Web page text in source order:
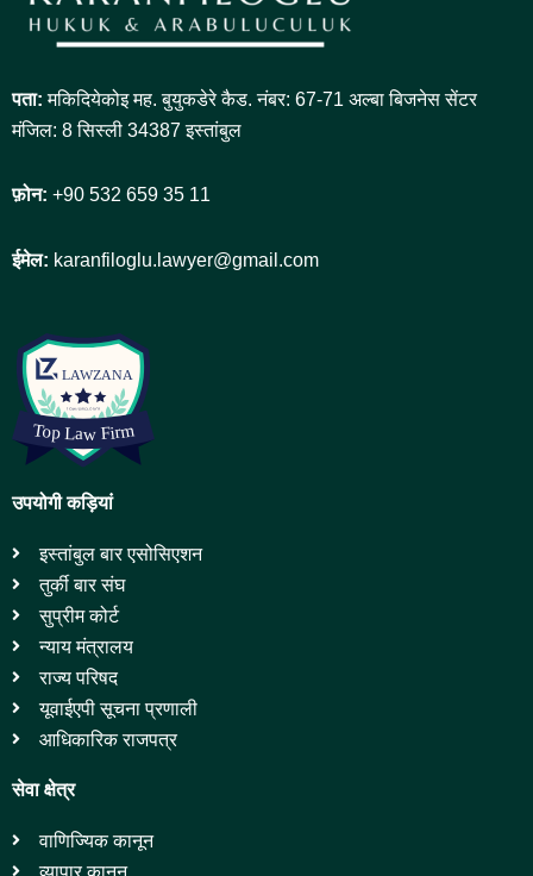
पता: मकिदियेकोइ मह. बुयुकडेरे कैड. नंबर: 67-71 अल्बा बिजनेस सेंटर
मंजिल: 8 सिस्ली 34387 इस्तांबुल
फ़ोन: +90 532 659 35 11
ईमेल: karanfiloglu.lawyer@gmail.com
उपयोगी कड़ियां
इस्तांबुल बार एसोसिएशन
तुर्की बार संघ
सुप्रीम कोर्ट
न्याय मंत्रालय
राज्य परिषद
यूवाईएपी सूचना प्रणाली
आधिकारिक राजपत्र
सेवा क्षेत्र
वाणिज्यिक कानून
व्यापार कानून